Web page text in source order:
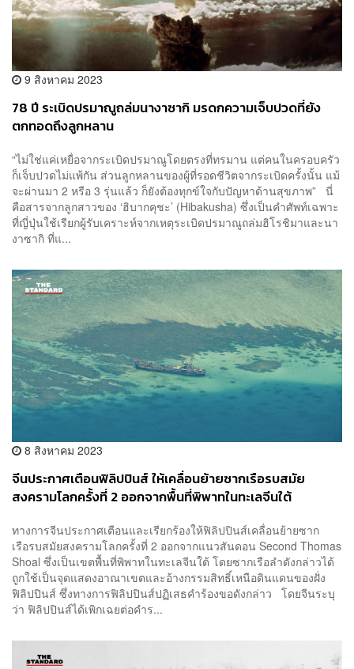
9 สิงหาคม 2023
78 ปี ระเบิดปรมาณูถล่มนางาซากิ มรดกความเจ็บปวดที่ยัง
ตกทอดถึงลูกหลาน
“ไม่ใช่แค่เหยื่อจากระเบิดปรมาณูโดยตรงที่ทรมาน แต่คนในครอบครัว
ก็เจ็บปวดไม่แพ้กัน ส่วนลูกหลานของผู้ที่รอดชีวิตจากระเบิดครั้งนั้น แม้
จะผ่านมา 2 หรือ 3 รุ่นแล้ว ก็ยังต้องทุกข์ใจกับปัญหาด้านสุขภาพ” นี่
คือสารจากลูกสาวของ ‘ฮิบากคุชะ’ (Hibakusha) ซึ่งเป็นคำศัพท์เฉพาะ
ที่ญี่ปุ่นใช้เรียกผู้รับเคราะห์จากเหตุระเบิดปรมาณูถล่มฮิโรชิมาและนา
งาซากิ ที่แ...
8 สิงหาคม 2023
จีนประกาศเตือนฟิลิปปินส์ ให้เคลื่อนย้ายซากเรือรบสมัย
สงครามโลกครั้งที่ 2 ออกจากพื้นที่พิพาทในทะเลจีนใต้
ทางการจีนประกาศเตือนและเรียกร้องให้ฟิลิปปินส์เคลื่อนย้ายซาก
เรือรบสมัยสงครามโลกครั้งที่ 2 ออกจากแนวสันดอน Second Thomas
Shoal ซึ่งเป็นเขตพื้นที่พิพาทในทะเลจีนใต้ โดยซากเรือลำดังกล่าวได้
ถูกใช้เป็นจุดแสดงอาณาเขตและอ้างกรรมสิทธิ์เหนือดินแดนของฝั่ง
ฟิลิปปินส์ ซึ่งทางการฟิลิปปินส์ปฏิเสธคำร้องขอดังกล่าว โดยจีนระบุ
ว่า ฟิลิปปินส์ได้เพิกเฉยต่อคำร...